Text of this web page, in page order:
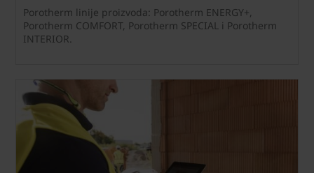
Porotherm linije proizvoda: Porotherm ENERGY+,
Porotherm COMFORT, Porotherm SPECIAL i Porotherm
INTERIOR.